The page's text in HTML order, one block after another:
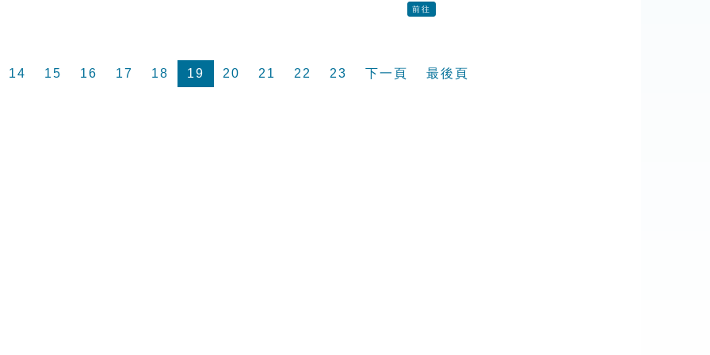
前往
14 15 16 17 18 19 20 21 22 23 下一頁 最後頁